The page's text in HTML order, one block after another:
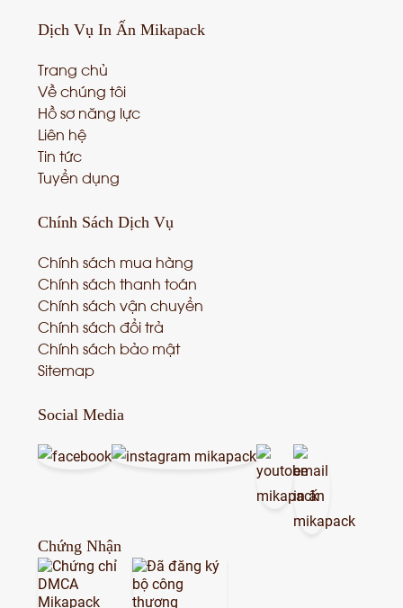
Dịch Vụ In Ấn Mikapack
Trang chủ
Về chúng tôi
Hồ sơ năng lực
Liên hệ
Tin tức
Tuyển dụng
Chính Sách Dịch Vụ
Chính sách mua hàng
Chính sách thanh toán
Chính sách vận chuyển
Chính sách đổi trả
Chính sách bảo mật
Sitemap
Social Media
Chứng Nhận